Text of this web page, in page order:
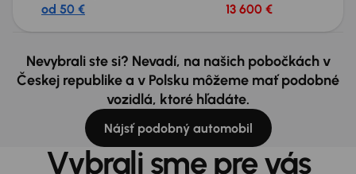
od 50 € 13 600 €
Nevybrali ste si? Nevadí, na našich pobočkách v
Českej republike a v Polsku môžeme mať podobné
vozidlá, ktoré hľadáte.
Nájsť podobný automobil
Vybrali sme pre vás